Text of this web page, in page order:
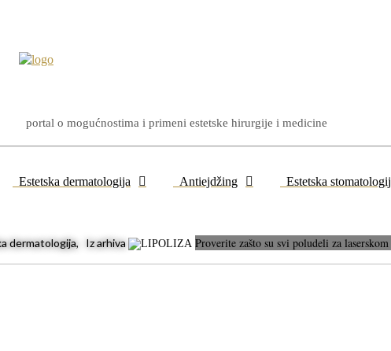
portal o mogućnostima i primeni estetske hirurgije i medicine
Estetska dermatologija Antiejdžing Estetska
dermatologija, Iz arhiva Proverite zašto su svi poludeli za